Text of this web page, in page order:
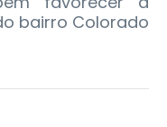
bairro Colorado